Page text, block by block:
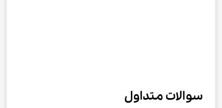
سوالات متداول